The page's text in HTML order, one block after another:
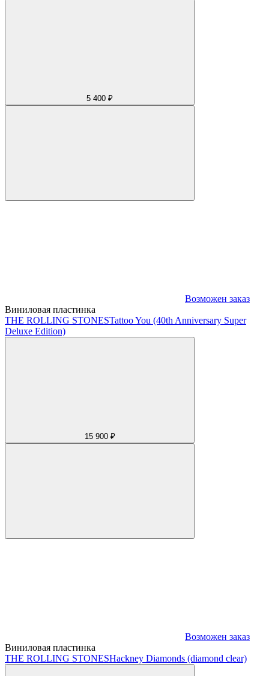
5 400 ₽
Возможен заказ
Виниловая пластинка
THE ROLLING STONESTattoo You (40th Anniversary Super
Deluxe Edition)
15 900 ₽
Возможен заказ
Виниловая пластинка
THE ROLLING STONESHackney Diamonds (diamond clear)